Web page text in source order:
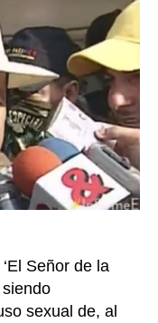
del
son
de
‘El Señor de la
sexual de, al